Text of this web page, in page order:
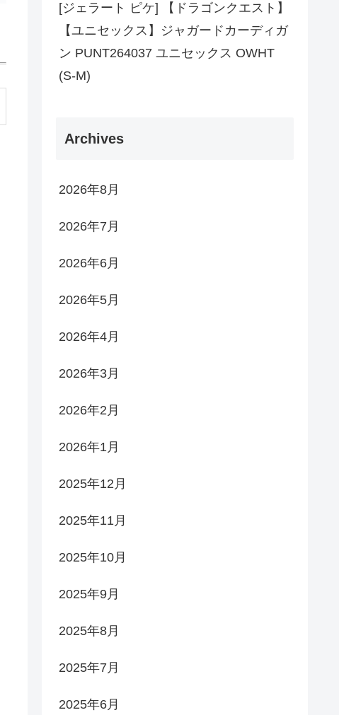
[ジェラート ピケ] 【ドラゴンクエスト】
【ユニセックス】ジャガードカーディガ
ン PUNT264037 ユニセックス OWHT
(S-M)
Archives
2026年8月
2026年7月
2026年6月
2026年5月
2026年4月
2026年3月
2026年2月
2026年1月
2025年12月
2025年11月
2025年10月
2025年9月
2025年8月
2025年7月
2025年6月